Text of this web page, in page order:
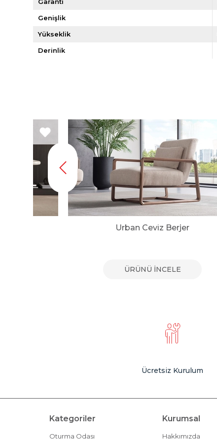
Genişlik
Yükseklik
Derinlik
Urban Ceviz Berjer
ÜRÜNÜ İNCELE
Ücretsiz Kurulum
Kategoriler
Oturma Odası
Kurumsal
Hakkımızda